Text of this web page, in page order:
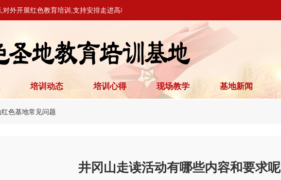
外开展红色教育培训,支持安排走进高校、党校开展教学活动。
培训动态 培训心得 现场教学 基地新闻
色基地常见问题
井冈山走读活动有哪些内容和要求呢